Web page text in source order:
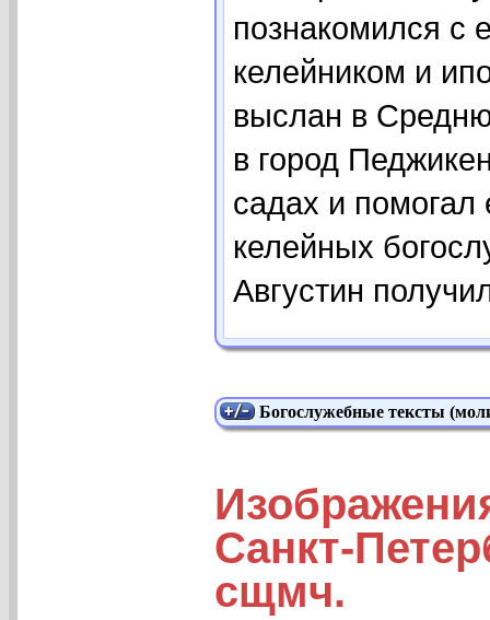
познакомился с
келейником и
выслан в
в город
садах и
келейных
Августин
Богослужебные тексты
Санкт-
сщмч.